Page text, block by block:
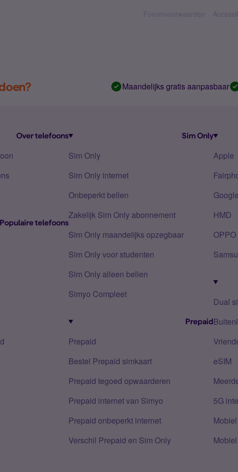
Forumvoorwaarden
Maandelijks gratis aanpasbaar
Over telefoons
Populaire telefoons
Sim Only
Sim Only
Sim Only internet
Onbeperkt bellen
Zakelijk Sim Only abonnement
Sim Only maandelijks opzegbaar
Sim Only voor studenten
Sim Only alleen bellen
Simyo Compleet
Prepaid
Prepaid
Bestel Prepaid simkaart
Prepaid tegoed opwaarderen
Prepaid internet van Simyo
Prepaid onbeperkt internet
Verschil Prepaid en Sim Only
Apple
Google
HMD
OPPO
Dual
eSIM
5G